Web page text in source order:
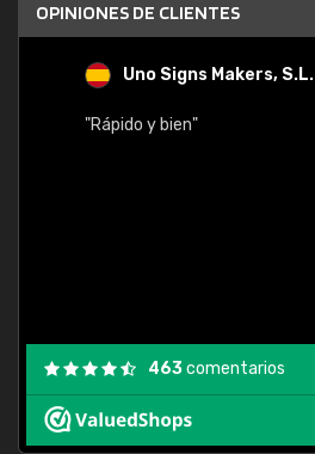
OPINIONES DE CLIENTES
Uno Signs Makers, S.L.
"Rápido y bien"
463comentarios